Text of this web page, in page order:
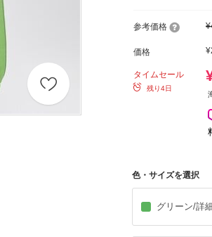
参考価格
価格
タイムセール
残り4日
色・サイズを選択
グリーン/詳